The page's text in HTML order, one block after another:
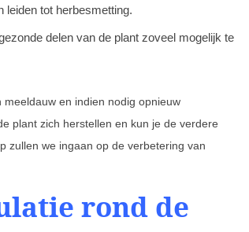
leiden tot herbesmetting.
delen van de plant zoveel mogelijk te
en indien nodig opnieuw
plant zich herstellen en kun je de verdere
zullen we ingaan op de verbetering van
rond de